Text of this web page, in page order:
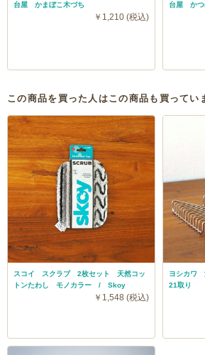
台屋 かまぼこ木づち
￥1,210 (税込)
台屋 かつ
この商品を買った人はこの商品も買ってい
スコイ スクラブ 2枚セット 天然コッ
トンたわし モノカラー / Skoy
￥1,548 (税込)
ヨシカワ
21取り